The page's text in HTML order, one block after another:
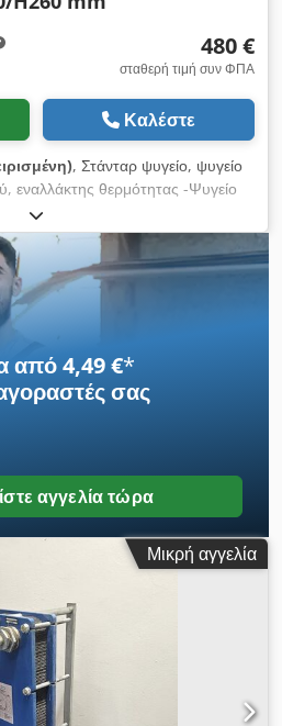
480 €
σταθερή τιμή συν ΦΠΑ
Καλέστε
, Στάνταρ ψυγείο, ψυγείο
εναλλάκτης θερμότητας -Ψυγείο
χωρίς ανεμιστήρα -Τύπος:
τύπου -Πίεση: μέγ. 20 bar
μέγ. 120 °C
mm -Βάρος: 4,4 kg
από 4,49 €*
σας
αγγελία τώρα
Μικρή αγγελία